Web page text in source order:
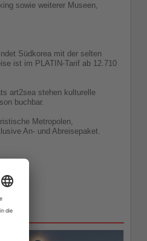
sowie weiterer Museen,
Südkorea mit der selten
ist im PLATIN-Tarif ab 12.710
art2sea stehen kulturelle
buchbar.
Metropolen,
An- und Abreisepaket.